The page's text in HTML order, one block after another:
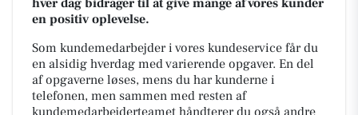
hver dag bidrager til at give mange af vores kunder
en positiv oplevelse.
Som kundemedarbejder i vores kundeservice får du
en alsidig hverdag med varierende opgaver. En del
af opgaverne løses, mens du har kunderne i
telefonen, men sammen med resten af
kundemedarbejderteamet håndterer du også andre